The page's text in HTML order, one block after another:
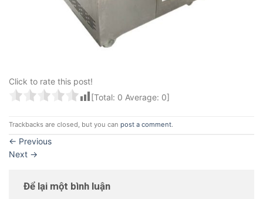
Click to rate this post!
[Total: 0 Average: 0]
Trackbacks are closed, but you can post a comment.
← Previous
Next →
Để lại một bình luận